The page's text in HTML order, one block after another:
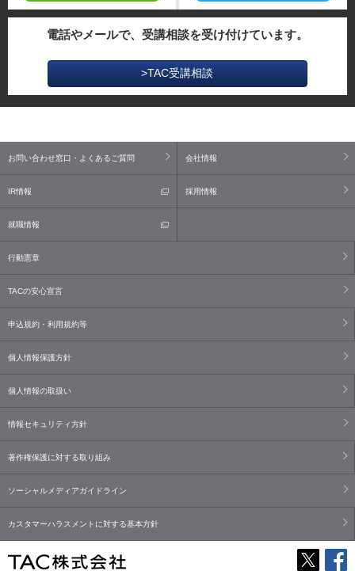
電話やメールで、受講相談を受け付けています。
>TAC受講相談
お問い合わせ窓口・よくあるご質問 会社情報
IR情報 採用情報
就職情報
行動憲章
TACの安心宣言
申込規約・利用規約等
個人情報保護方針
個人情報の取扱い
情報セキュリティ方針
著作権保護に対する取り組み
ソーシャルメディアガイドライン
カスタマーハラスメントに対する基本方針